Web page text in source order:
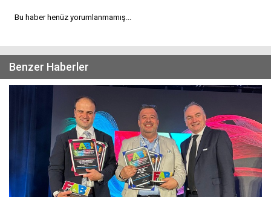
Bu haber henüz yorumlanmamış...
Benzer Haberler